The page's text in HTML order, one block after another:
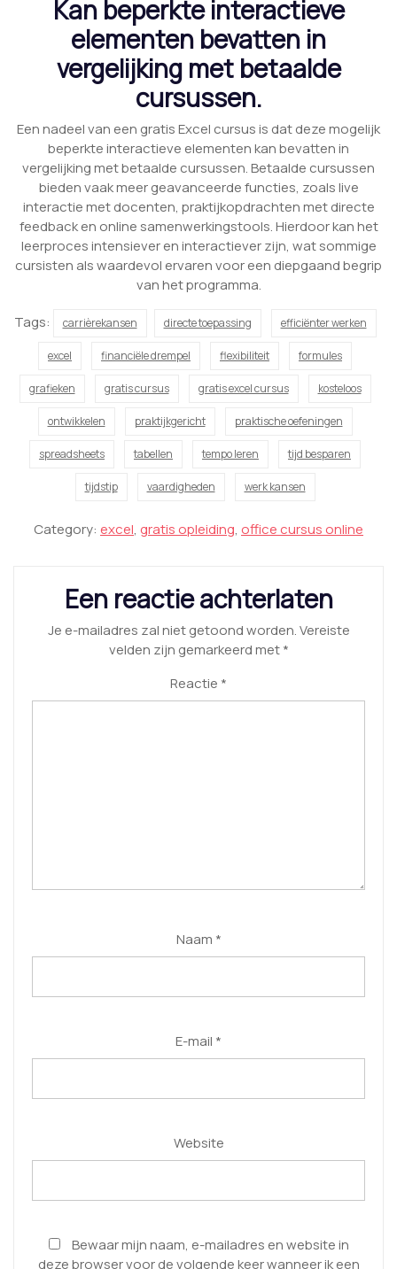
Kan beperkte interactieve
elementen bevatten in
vergelijking met betaalde
cursussen.
Een nadeel van een gratis Excel cursus is dat deze mogelijk
beperkte interactieve elementen kan bevatten in
vergelijking met betaalde cursussen. Betaalde cursussen
bieden vaak meer geavanceerde functies, zoals live
interactie met docenten, praktijkopdrachten met directe
feedback en online samenwerkingstools. Hierdoor kan het
leerproces intensiever en interactiever zijn, wat sommige
cursisten als waardevol ervaren voor een diepgaand begrip
van het programma.
Tags:
carrièrekansen directe toepassing efficiënter werken
excel financiële drempel flexibiliteit formules
grafieken gratis cursus gratis excel cursus kosteloos
ontwikkelen praktijkgericht praktische oefeningen
spreadsheets tabellen tempo leren tijd besparen
tijdstip vaardigheden werk kansen
Category: excel, gratis opleiding, office cursus online
Een reactie achterlaten
Je e-mailadres zal niet getoond worden.Vereiste
velden zijn gemarkeerd met*
Reactie *
Naam *
E-mail *
Website
Bewaar mijn naam, e-mailadres en website in
deze browser voor de volgende keer wanneer ik een